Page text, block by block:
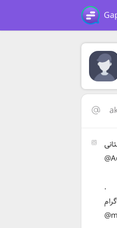
.